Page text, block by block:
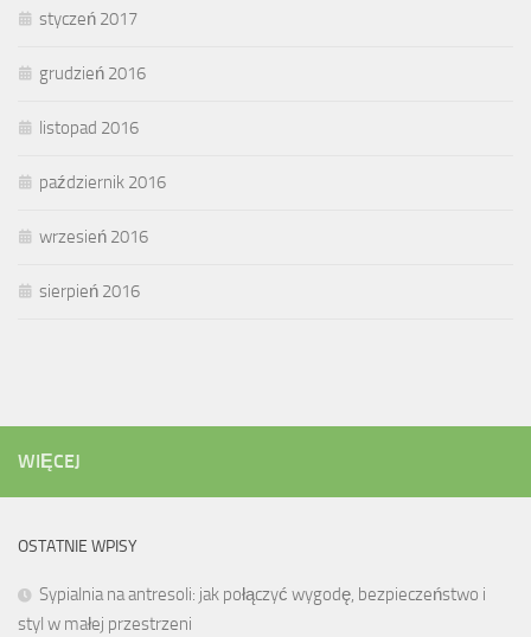
styczeń 2017
grudzień 2016
listopad 2016
październik 2016
wrzesień 2016
sierpień 2016
WIĘCEJ
OSTATNIE WPISY
Sypialnia na antresoli: jak połączyć wygodę, bezpieczeństwo i
styl w małej przestrzeni